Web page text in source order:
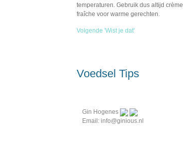
temperaturen. Gebruik dus altijd crème
fraîche voor warme gerechten.
Volgende 'Wist je dat'
Voedsel Tips
Gin Hogenes
Email: info@ginious.nl